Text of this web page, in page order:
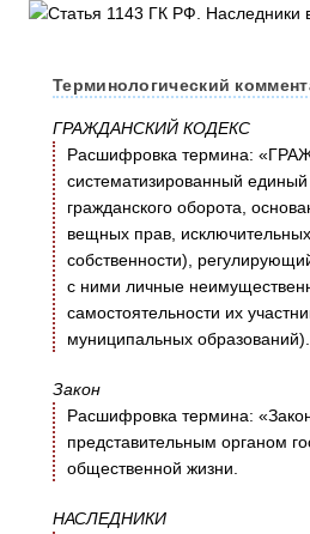
Терминологический
ГРАЖДАНСКИЙ КОДЕКС
Расшифровка термина:
систематизированный
гражданского оборота,
вещных прав, исключительных
собственности),
с ними личные
самостоятельности их
муниципальных образований).
Закон
Расшифровка термина:
представительным органом
общественной жизни.
НАСЛЕДНИКИ